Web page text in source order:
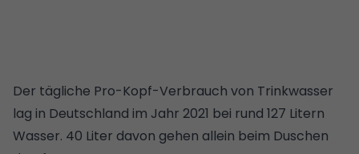
Der tägliche Pro-Kopf-Verbrauch von Trinkwasser
lag in Deutschland im Jahr 2021 bei rund 127 Litern
Wasser. 40 Liter davon gehen allein beim Duschen